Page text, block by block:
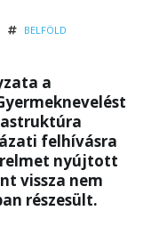
BELFÖLD
a
felhívásra
nyújtott
vissza nem
részesült.